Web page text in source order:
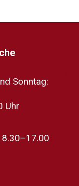
Sonntag:
Uhr